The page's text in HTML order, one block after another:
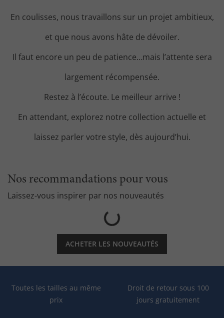
En coulisses, nous travaillons sur un projet ambitieux,
et que nous avons hâte de dévoiler.
Il faut encore un peu de patience…mais l’attente sera
largement récompensée.
Restez à l’écoute. Le meilleur arrive !
En attendant, explorez notre collection actuelle et
laissez parler votre style, dès aujourd’hui.
Nos recommandations pour vous
Laissez-vous inspirer par nos nouveautés
ACHETER LES NOUVEAUTÉS
Toutes les tailles au même
prix
Droit de retour sous 100
jours gratuitement